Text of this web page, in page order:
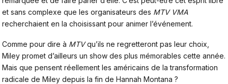
et sans complexe que les organisateurs des MTV VMA
recherchaient en la choisissant pour animer l’événement.
Comme pour dire à MTVqu’ils ne regretteront pas leur choix,
Miley promet d’ailleurs un show des plus mémorables cette année.
Mais que pensent réellement les américains de la transformation
radicale de Miley depuis la fin de Hannah Montana ?